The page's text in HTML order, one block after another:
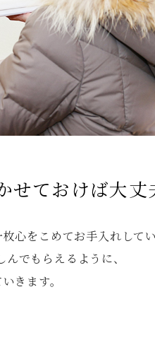
せておけば大丈
心をこめてお手入れしてい
でもらえるように、
きます。